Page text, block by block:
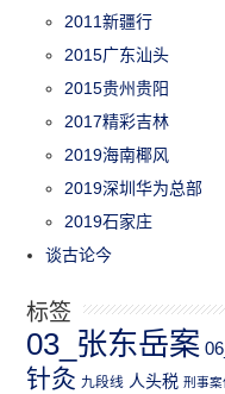
2011新疆行
2015广东汕头
2015贵州贵阳
2017精彩吉林
2019海南椰风
2019深圳华为总部
2019石家庄
谈古论今
标签
03_张东岳案
针灸 九段线 人头税 刑事案